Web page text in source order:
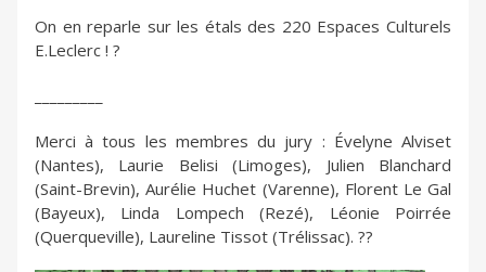
On en reparle sur les étals des 220 Espaces Culturels
E.Leclerc ! ?
Merci à tous les membres du jury : Évelyne Alviset
(Nantes), Laurie Belisi (Limoges), Julien Blanchard
(Saint-Brevin), Aurélie Huchet (Varenne), Florent Le Gal
(Bayeux), Linda Lompech (Rezé), Léonie Poirrée
(Querqueville), Laureline Tissot (Trélissac). ??